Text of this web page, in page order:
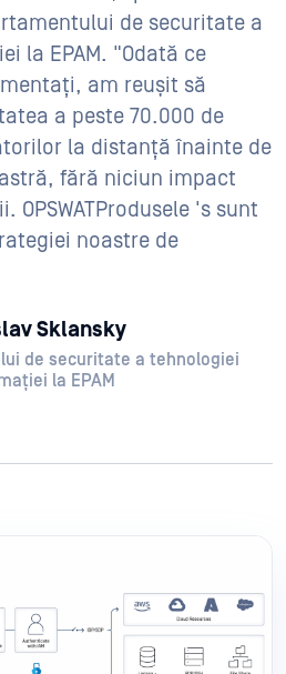
de securitate a
la EPAM. "Odată ce
am reușit să
a peste 70.000 de
la distanță înainte de
fără niciun impact
's sunt
noastre de
Sklansky
de securitate a tehnologiei
la EPAM